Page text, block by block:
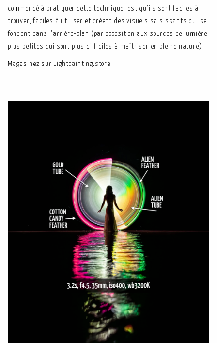
commencé à pratiquer cette technique, est qu'ils sont faciles à
trouver, faciles à utiliser et créent des visuels saisissants qui se
fondent dans l'arrière-plan (par opposition aux sources de lumière
plus petites qui sont plus difficiles à maîtriser en pleine nature)
Magasinez sur Lightpainting.store